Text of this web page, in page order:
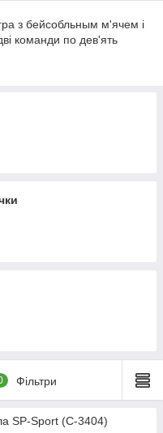
з бейсобльным м'ячем і
команди по дев'ять
Фільтри
SP-Sport (C-3404)